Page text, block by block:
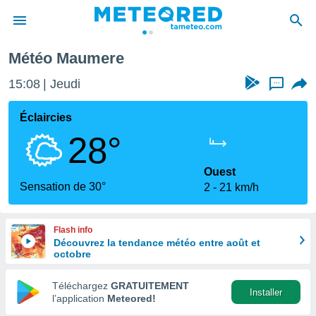
de
en
Météo Maumere
15:08 Jeudi ...
Éclaircies
28°
Sensation de 30°
Ouest
2
21 km/h
Flash info
Découvrez la tendance météo entre août et
octobre
Téléchargez GRATUITEMENT
l’application Meteored!
Installer